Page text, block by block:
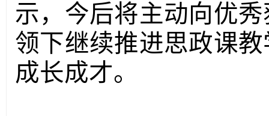
示，今后将主动向优
领下继续推进思政课
成长成才。